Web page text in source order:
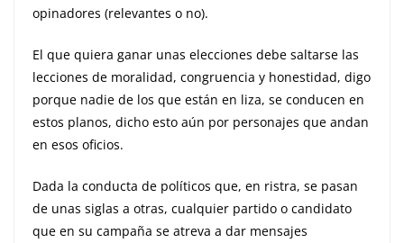
opinadores (relevantes o no).
El que quiera ganar unas elecciones debe saltarse las
lecciones de moralidad, congruencia y honestidad, digo
porque nadie de los que están en liza, se conducen en
estos planos, dicho esto aún por personajes que andan
en esos oficios.
Dada la conducta de políticos que, en ristra, se pasan
de unas siglas a otras, cualquier partido o candidato
que en su campaña se atreva a dar mensajes